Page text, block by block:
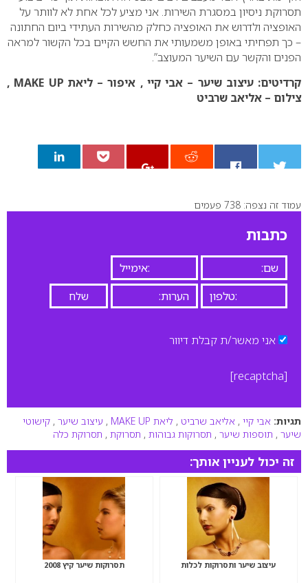
תסרוקת ניסיון במסגרת השירות. אני מציע לכל אחת לא לוותר על
האופציה ולדרוש את האופציה כחלק מהשירות העתידי ביום החתונה
– כך תפחיתי באופן משמעותי את החשש הקיים בכל הקשור למראה
הפנים והקשר עם השיער המעוצב”.
קרדיטים: עיצוב שיער – אבי קיי
, איפור – ליאת MAKE UP ,
צילום – אליאב שרביט
0
עמוד זה נצפה: 738 פעמים
כתבות
אני מאשר/ת קבלת דיוור
[recaptcha]
תגיות: אבי קיי , אליאב שרביט , ליאת MAKE UP , עיצוב שיער , קישוטי
שיער , תוספות שיער , תסרוקות גבוהות , תסרוקת , תסרוקת כלה
זה יכול לעניין אותך:
עיצוב שיער ותסרוקות לכלות תסרוקות שיער קיץ 2008